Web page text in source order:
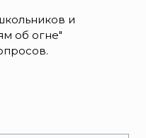
и
об огне"